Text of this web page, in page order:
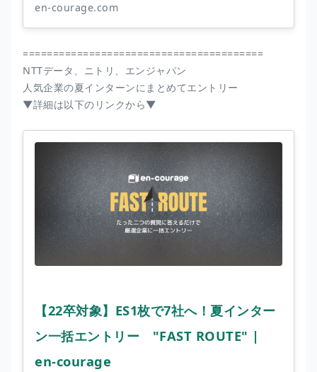
en-courage.com
========================================
NTTデータ、ニトリ、エンジャパン
人気企業の夏インターンにまとめてエントリー
▼詳細は以下のリンクから▼
【22卒対象】ES1枚で7社へ！夏インター
ン一括エントリー "FAST ROUTE" |
en-courage